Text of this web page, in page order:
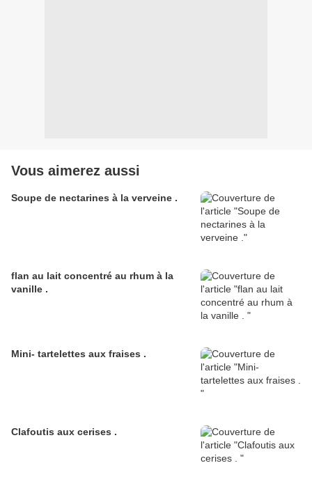
Vous aimerez aussi
Soupe de nectarines à la verveine .
flan au lait concentré au rhum à la
vanille .
Mini- tartelettes aux fraises .
Clafoutis aux cerises .